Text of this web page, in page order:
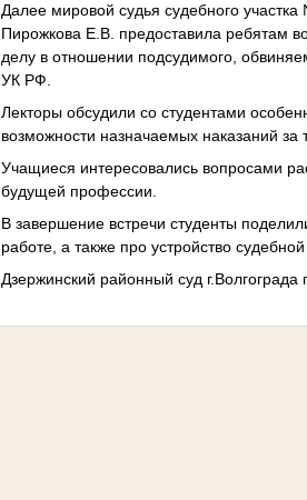
Далее мировой судья судебного
Пирожкова Е.В. предоставила ребятам
делу в отношении подсудимого,
УК РФ.
Лекторы обсудили со студентами
возможности назначаемых наказаний
Учащиеся интересовались вопросами
будущей профессии.
В завершение встречи студенты
работе, а также про устройство
Дзержинский районный суд